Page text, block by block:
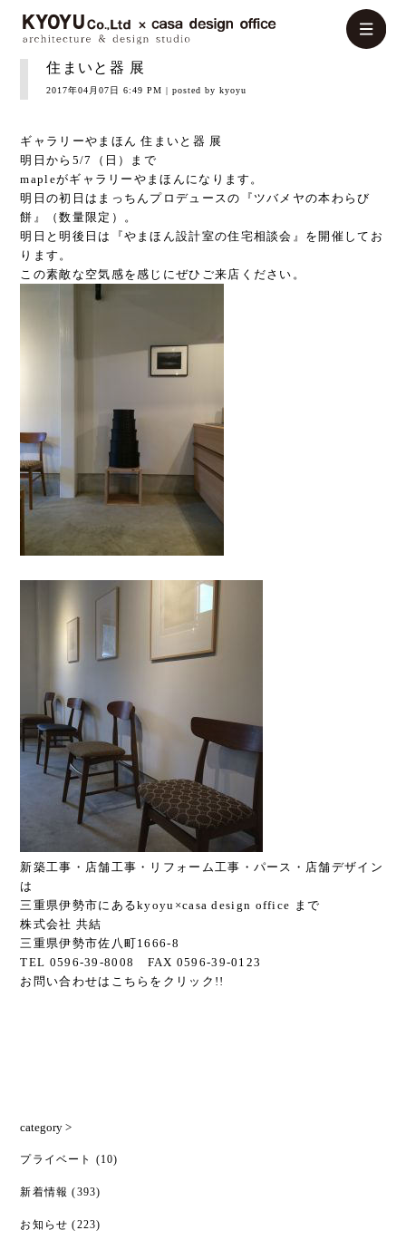
住まいと器 展
2017年04月07日 6:49 PM | posted by kyoyu
ギャラリーやまほん 住まいと器 展
明日から5/7（日）まで
mapleがギャラリーやまほんになります。
明日の初日はまっちんプロデュースの『ツバメヤの本わらび
餅』（数量限定）。
明日と明後日は『やまほん設計室の住宅相談会』を開催してお
ります。
この素敵な空気感を感じにぜひご来店ください。
新築工事・店舗工事・リフォーム工事・パース・店舗デザイン
は
三重県伊勢市にあるkyoyu×casa design office まで
株式会社 共結
三重県伊勢市佐八町1666-8
TEL 0596-39-8008 FAX 0596-39-0123
お問い合わせは こちら をクリック!!
category >
プライベート (10)
新着情報 (393)
お知らせ (223)